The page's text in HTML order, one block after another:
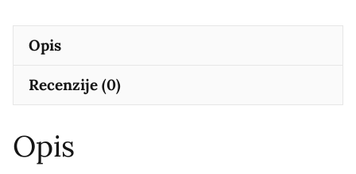
Opis
Recenzije (0)
Opis